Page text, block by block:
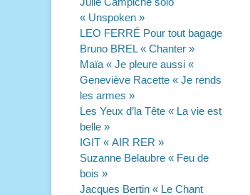
« Unspoken »
LEO FERRÉ Pour tout bagage
Bruno BREL « Chanter »
Maïa « Je pleure aussi «
Geneviève Racette « Je rends
les armes »
Les Yeux d’la Tête « La vie est
belle »
IGIT « AIR RER »
Suzanne Belaubre « Feu de
bois »
Jacques Bertin « Le Chant